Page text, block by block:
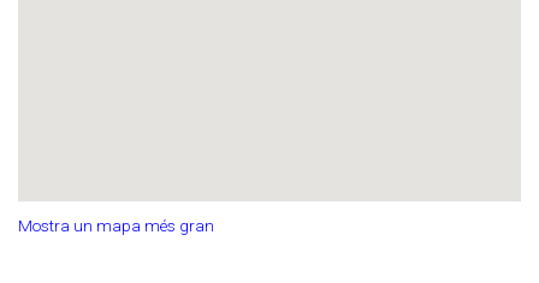
Mostra un mapa més gran